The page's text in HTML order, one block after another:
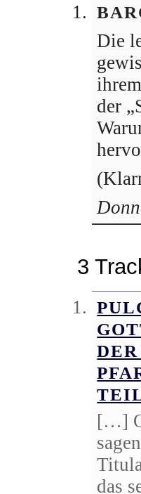
Die
der
3
[…]
das